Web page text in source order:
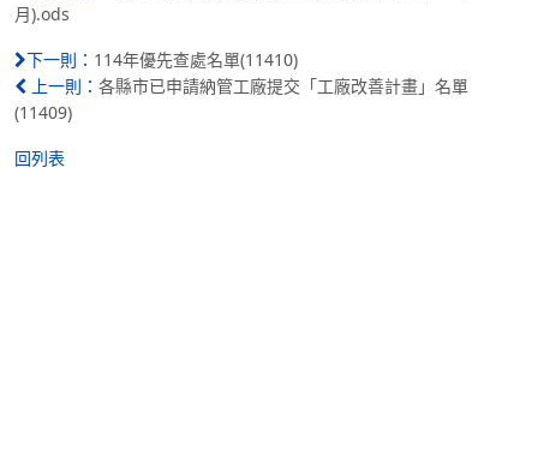
月).ods
下一則： 114年優先查處名單(11410)
上一則： 各縣市已申請納管工廠提交「工廠改善計畫」名單
(11409)
回列表